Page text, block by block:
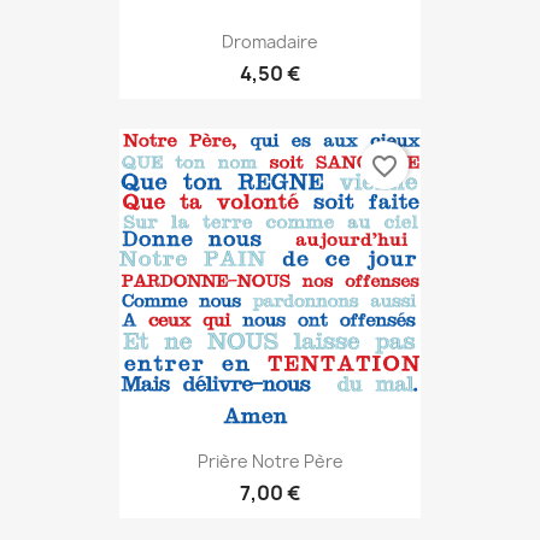
Dromadaire
4,50 €
Prière Notre Père
7,00 €
favorite_border